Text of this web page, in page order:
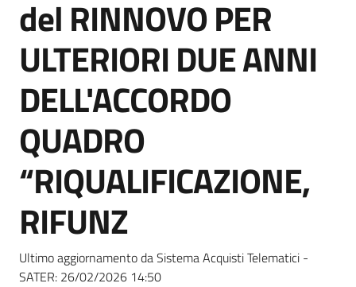
del RINNOVO PER
ULTERIORI DUE ANNI
DELL'ACCORDO
QUADRO
“RIQUALIFICAZIONE,
RIFUNZ
Ultimo aggiornamento da Sistema Acquisti Telematici -
SATER: 26/02/2026 14:50